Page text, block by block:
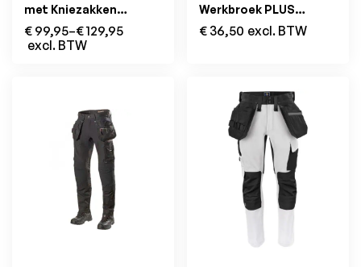
met Kniezakken
Donkerpetrol
€ 99,95–€129,95
excl. BTW
Werkbroek PLUS
Wit/Grijs
€ 36,50 excl. BTW